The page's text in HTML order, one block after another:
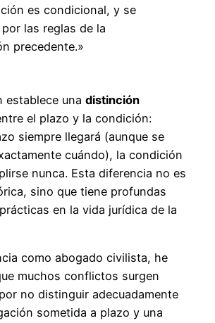
es condicional, y se
las reglas de la
precedente.»
establece una distinción
el plazo y la condición:
siempre llegará (aunque se
cuándo), la condición
nunca. Esta diferencia no es
sino que tiene profundas
en la vida jurídica de la
como abogado civilista, he
muchos conflictos surgen
no distinguir adecuadamente
sometida a plazo y una